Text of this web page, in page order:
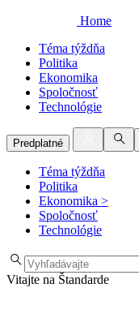
Home
Téma týždňa
Politika
Ekonomika
Spoločnosť
Technológie
Predplatné
Téma týždňa
Politika
Ekonomika >
Spoločnosť
Technológie
Vitajte na Štandarde